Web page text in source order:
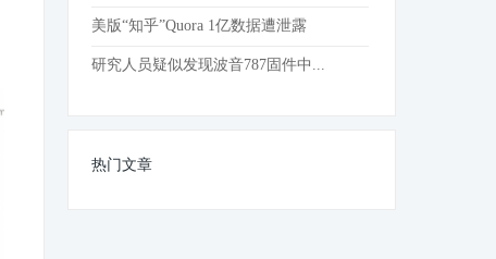
美版“知乎”Quora 1亿数据遭泄露
研究人员疑似发现波音787固件中...
热门文章